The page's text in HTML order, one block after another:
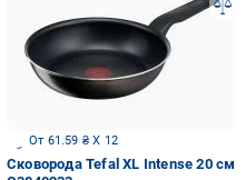
От 61.59 ₴ X 12
Сковорода Tefal XL Intense 20 см